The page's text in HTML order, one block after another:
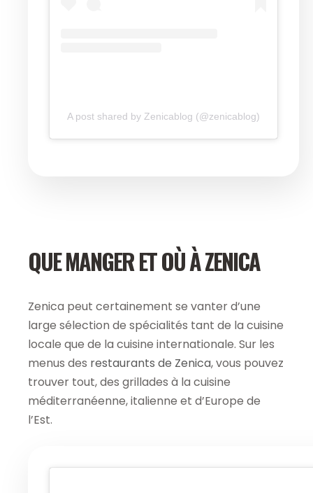
A post shared by Zenicablog (@zenicablog)
QUE MANGER ET OÙ À ZENICA
Zenica peut certainement se vanter d’une
large sélection de spécialités tant de la cuisine
locale que de la cuisine internationale. Sur les
menus des restaurants de Zenica, vous pouvez
trouver tout, des grillades à la cuisine
méditerranéenne, italienne et d’Europe de
l’Est.